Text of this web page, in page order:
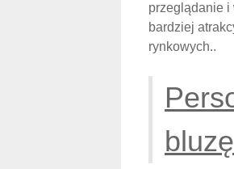
przeglądanie i
bardziej
rynkowych..